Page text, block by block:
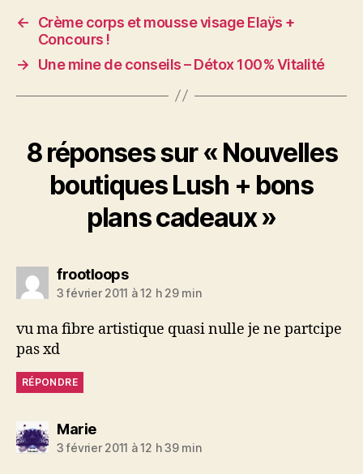
←
Crème corps et mousse visage Elaÿs +
Concours !
→
Une mine de conseils – Détox 100% Vitalité
8 réponses sur « Nouvelles
boutiques Lush + bons
plans cadeaux »
frootloopsdit :
3 février 2011 à 12 h 29 min
vu ma fibre artistique quasi nulle je ne partcipe
pas xd
RÉPONDRE
Mariedit :
3 février 2011 à 12 h 39 min